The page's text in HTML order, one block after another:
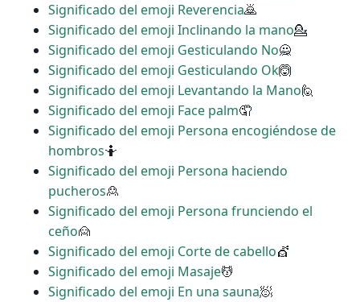
Significado del emoji Reverencia🙇
Significado del emoji Inclinando la mano💁
Significado del emoji Gesticulando No🙅
Significado del emoji Gesticulando Ok🙆
Significado del emoji Levantando la Mano🙋
Significado del emoji Face palm🤦
Significado del emoji Persona encogiéndose de
hombros🤷
Significado del emoji Persona haciendo
pucheros🙎
Significado del emoji Persona frunciendo el
ceño🙍
Significado del emoji Corte de cabello💇
Significado del emoji Masaje💆
Significado del emoji En una sauna🧖